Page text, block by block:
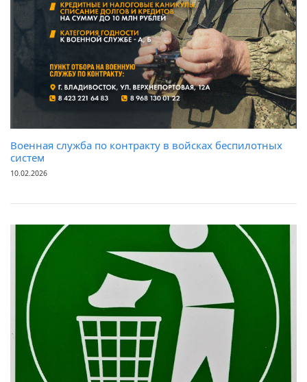
Военная служба по контракту в войсках беспилотных
систем
10.02.2026